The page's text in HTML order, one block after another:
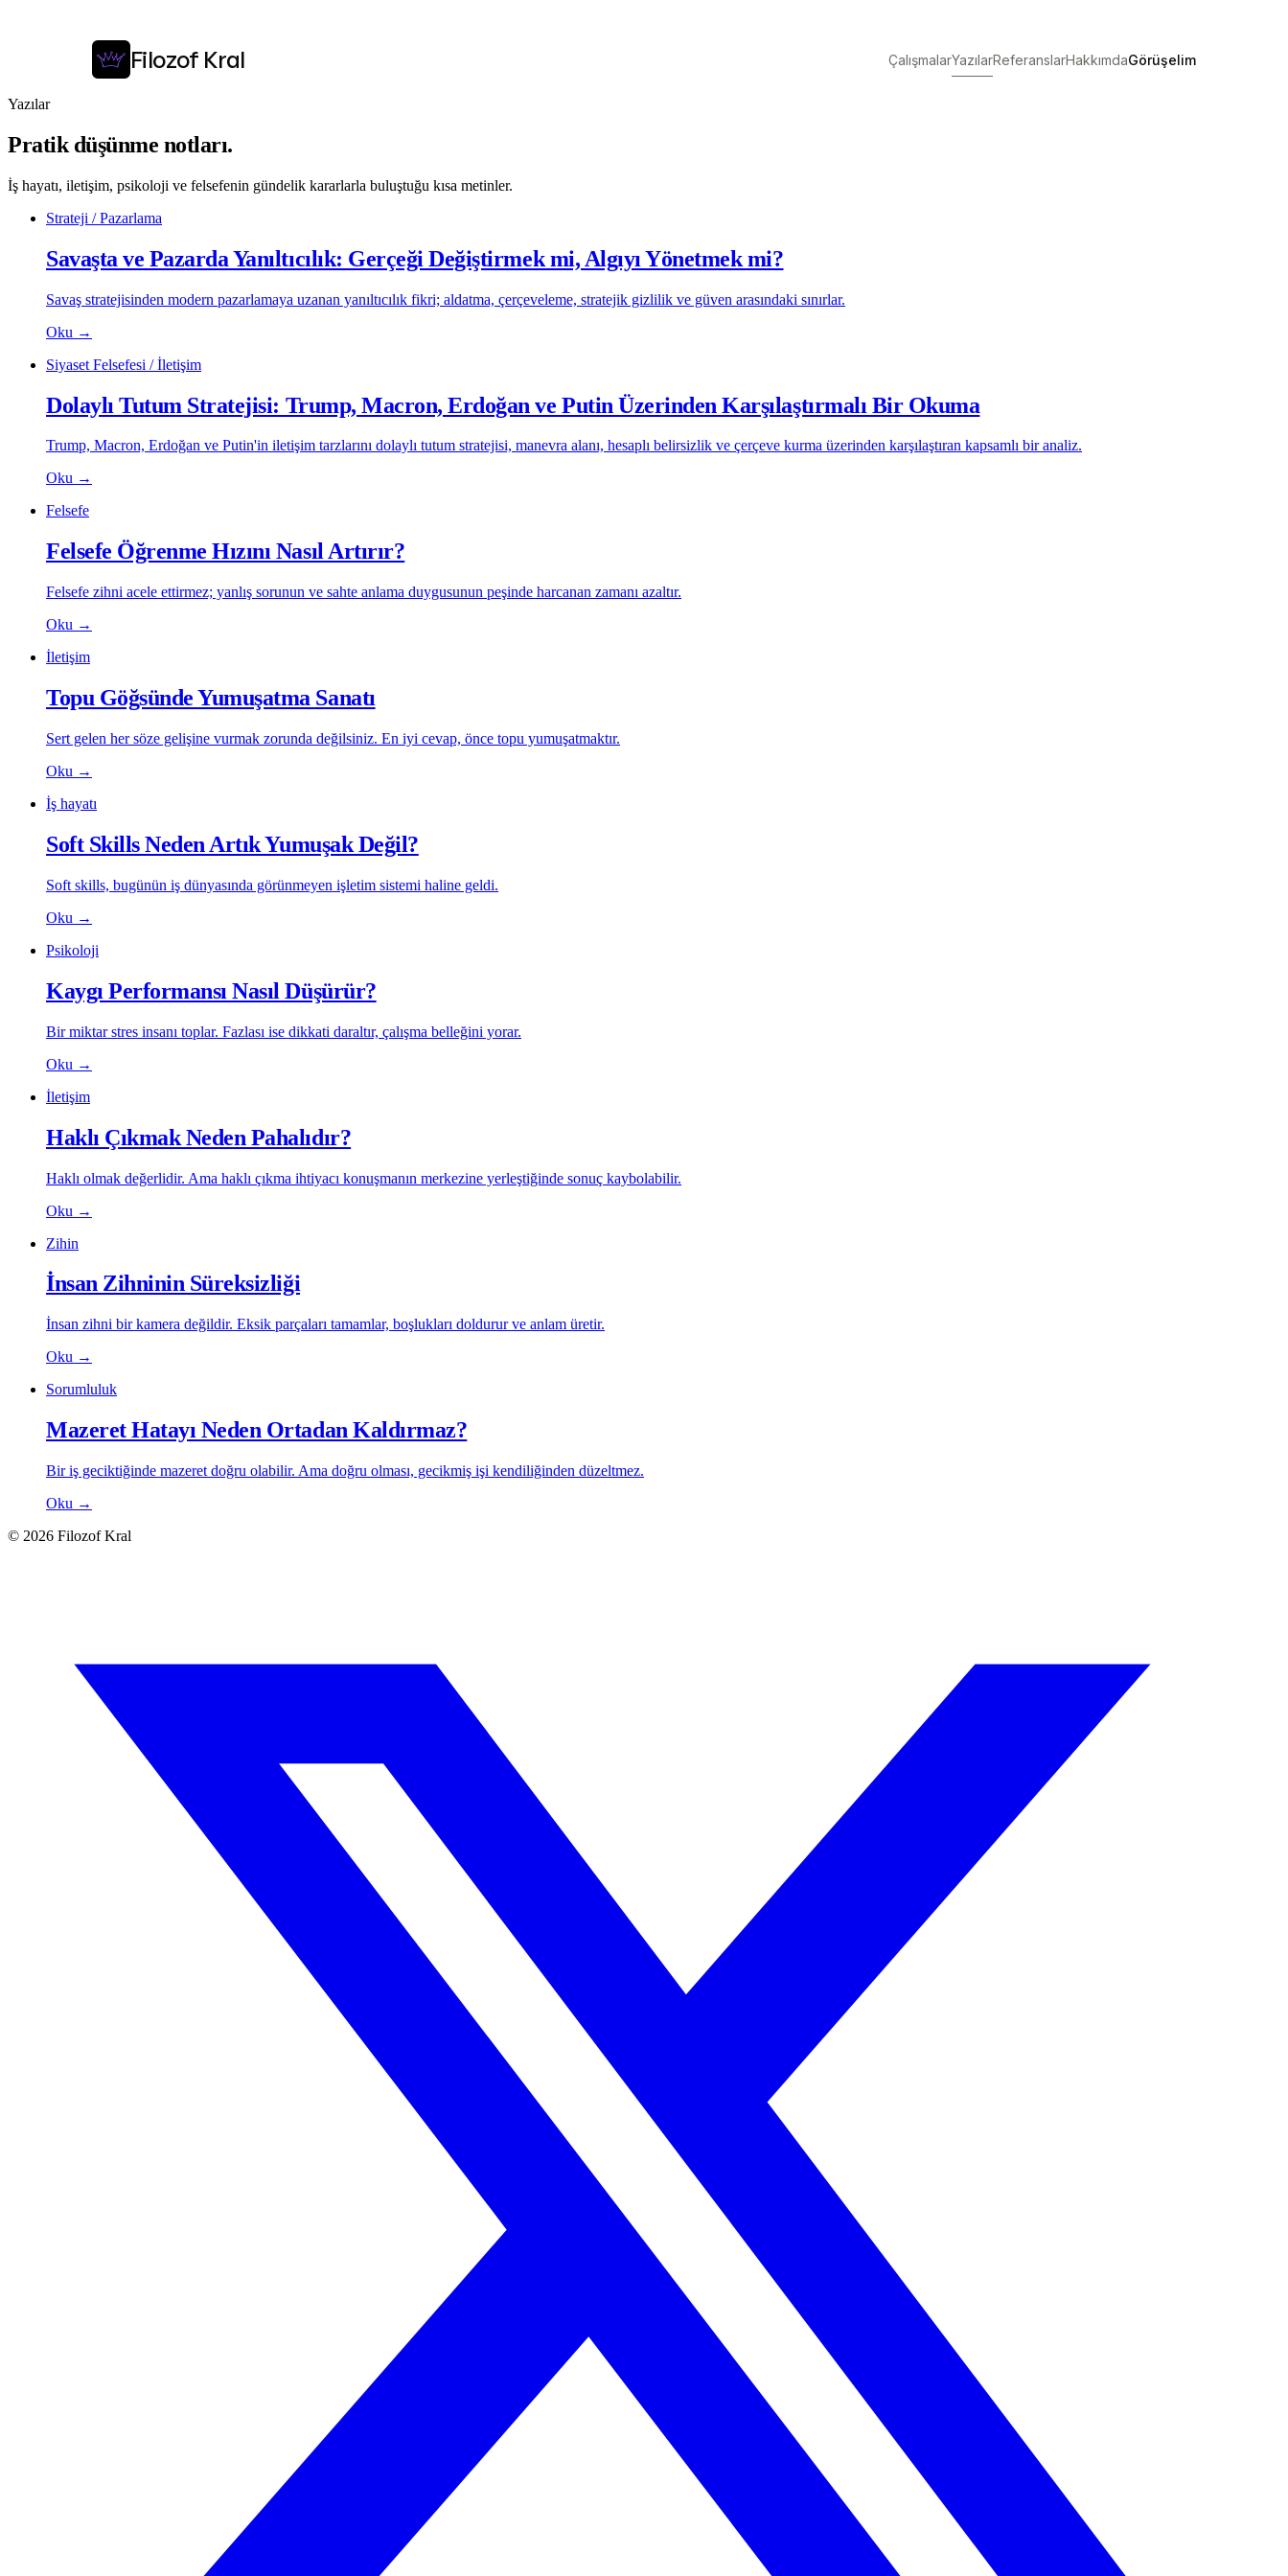
Filozof Kral ÇalışmalarYazılarReferanslarHakkımdaGörüşelim
Yazılar
Pratik düşünme notları.
İş hayatı, iletişim, psikoloji ve felsefenin gündelik kararlarla buluştuğu kısa metinler.
Strateji / Pazarlama
Savaşta ve Pazarda Yanıltıcılık: Gerçeği Değiştirmek mi, Algıyı Yönetmek mi?
Savaş stratejisinden modern pazarlamaya uzanan yanıltıcılık fikri; aldatma, çerçeveleme, stratejik gizlilik ve güven arasındaki sınırlar.
Oku →
Siyaset Felsefesi / İletişim
Dolaylı Tutum Stratejisi: Trump, Macron, Erdoğan ve Putin Üzerinden Karşılaştırmalı Bir Okuma
Trump, Macron, Erdoğan ve Putin'in iletişim tarzlarını dolaylı tutum stratejisi, manevra alanı, hesaplı belirsizlik ve çerçeve kurma üzerinden karşılaştıran kapsamlı bir analiz.
Oku →
Felsefe
Felsefe Öğrenme Hızını Nasıl Artırır?
Felsefe zihni acele ettirmez; yanlış sorunun ve sahte anlama duygusunun peşinde harcanan zamanı azaltır.
Oku →
İletişim
Topu Göğsünde Yumuşatma Sanatı
Sert gelen her söze gelişine vurmak zorunda değilsiniz. En iyi cevap, önce topu yumuşatmaktır.
Oku →
İş hayatı
Soft Skills Neden Artık Yumuşak Değil?
Soft skills, bugünün iş dünyasında görünmeyen işletim sistemi haline geldi.
Oku →
Psikoloji
Kaygı Performansı Nasıl Düşürür?
Bir miktar stres insanı toplar. Fazlası ise dikkati daraltır, çalışma belleğini yorar.
Oku →
İletişim
Haklı Çıkmak Neden Pahalıdır?
Haklı olmak değerlidir. Ama haklı çıkma ihtiyacı konuşmanın merkezine yerleştiğinde sonuç kaybolabilir.
Oku →
Zihin
İnsan Zihninin Süreksizliği
İnsan zihni bir kamera değildir. Eksik parçaları tamamlar, boşlukları doldurur ve anlam üretir.
Oku →
Sorumluluk
Mazeret Hatayı Neden Ortadan Kaldırmaz?
Bir iş geciktiğinde mazeret doğru olabilir. Ama doğru olması, gecikmiş işi kendiliğinden düzeltmez.
Oku →
© 2026 Filozof Kral